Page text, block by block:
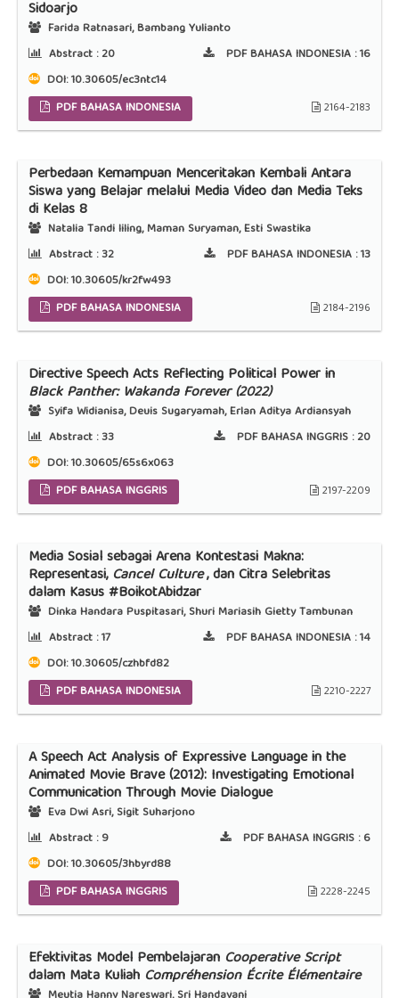
Sidoarjo
Farida Ratnasari, Bambang Yulianto
Abstract :20 PDF BAHASA INDONESIA :16
DOI:10.30605/ec3ntc14
PDF BAHASA INDONESIA
2164-2183
Perbedaan Kemampuan Menceritakan Kembali Antara
Siswa yang Belajar melalui Media Video dan Media Teks
di Kelas 8
Natalia Tandi liling, Maman Suryaman, Esti Swastika
Abstract :32 PDF BAHASA INDONESIA :13
DOI:10.30605/kr2fw493
PDF BAHASA INDONESIA
2184-2196
Directive Speech Acts Reflecting Political Power in
Black Panther: Wakanda Forever (2022)
Syifa Widianisa, Deuis Sugaryamah, Erlan Aditya Ardiansyah
Abstract :33 PDF BAHASA INGGRIS :20
DOI:10.30605/65s6x063
PDF BAHASA INGGRIS
2197-2209
Media Sosial sebagai Arena Kontestasi Makna:
Representasi,Cancel Culture, dan Citra Selebritas
dalam Kasus #BoikotAbidzar
Dinka Handara Puspitasari, Shuri Mariasih Gietty Tambunan
Abstract :17 PDF BAHASA INDONESIA :14
DOI:10.30605/czhbfd82
PDF BAHASA INDONESIA
2210-2227
A Speech Act Analysis of Expressive Language in the
Animated Movie Brave (2012): Investigating Emotional
Communication Through Movie Dialogue
Eva Dwi Asri, Sigit Suharjono
Abstract :9 PDF BAHASA INGGRIS :6
DOI:10.30605/3hbyrd88
PDF BAHASA INGGRIS
2228-2245
Efektivitas Model Pembelajaran Cooperative Script
dalam Mata Kuliah Compréhension Écrite Élémentaire